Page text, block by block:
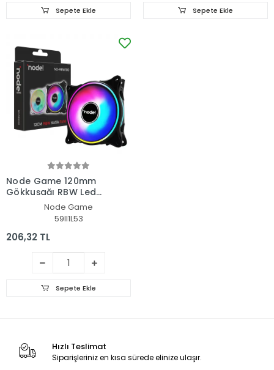
Sepete Ekle Sepete Ekle
Node Game 120mm
Gökkuşağı RBW Led
Fan - Performans Seri
Sessiz Kasa Egzoz Fanı
Node Game
59II1L53
206,32 TL
Sepete Ekle
Hızlı Teslimat
Siparişleriniz en kısa sürede elinize ulaşır.